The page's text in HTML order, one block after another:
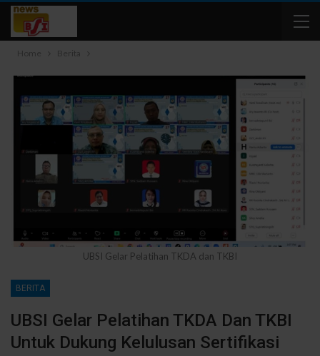
Home Berita
UBSI Gelar Pelatihan TKDA dan TKBI
BERITA
UBSI Gelar Pelatihan TKDA Dan TKBI
Untuk Dukung Kelulusan Sertifikasi